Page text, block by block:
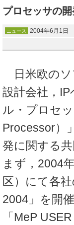
プロセッサの
ニュース 2004年6月1日
日米欧のソ
設計会社，
ル・プロセ
Processor）
発に関する
まず，2004
区）にて各
2004」を開
「MeP